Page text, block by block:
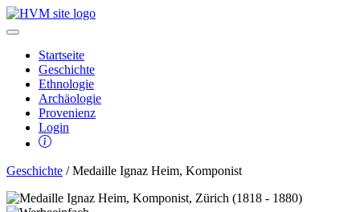
Startseite
Geschichte
Ethnologie
Archäologie
Provenienz
Login
Geschichte / Medaille Ignaz Heim, Komponist